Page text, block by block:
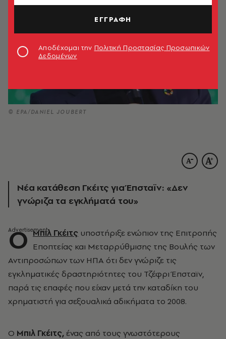
© EPA/DANIEL JOUBERT
Νέα κατάθεση Γκέιτς για Έπσταϊν: «Δεν
γνώριζα τα εγκλήματά του»
Ο Μπιλ Γκέιτς υποστήριξε ενώπιον της Επιτροπής
Εποπτείας και Μεταρρύθμισης της Βουλής των
Αντιπροσώπων των ΗΠΑ ότι δεν γνώριζε τις
εγκληματικές δραστηριότητες του Τζέφρι Έπσταϊν,
παρά τις επαφές που είχαν μετά την καταδίκη του
χρηματιστή για σεξουαλικά αδικήματα το 2008.
Ο Μπιλ Γκέιτς, ένας από τους γνωστότερους
ΕΓΓΡΑΦΗ
Αποδέχομαι την Πολιτική Προστασίας Προσωπικών
Δεδομένων